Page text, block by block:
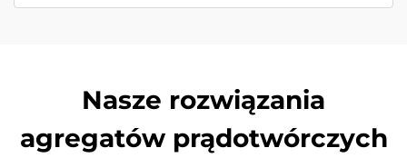
Nasze rozwiązania
agregatów prądotwórczych